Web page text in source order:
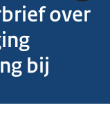
over
bij